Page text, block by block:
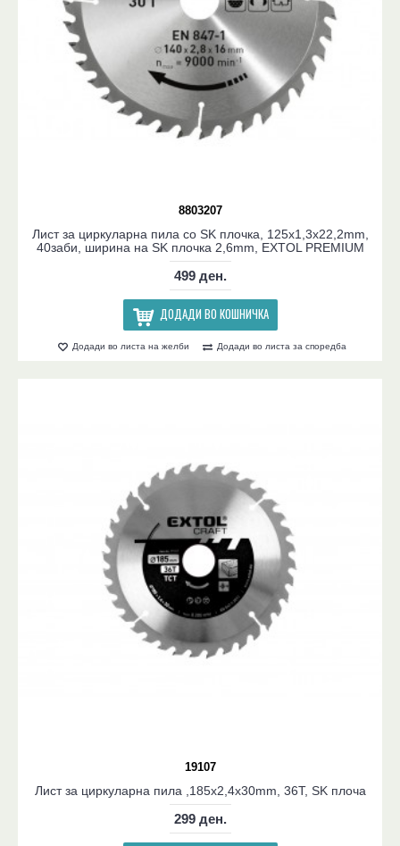
8803207
Лист за циркуларна пила со SK плочка, 125x1,3x22,2mm,
40заби, ширина на SK плочка 2,6mm, EXTOL PREMIUM
499 ден.
ДОДАДИ ВО КОШНИЧКА
Додади во листа на желби Додади во листа за споредба
19107
Лист за циркуларна пила ,185x2,4x30mm, 36T, SK плоча
299 ден.